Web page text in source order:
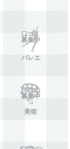
口コミ
募集中
バレエ
口コミ
募集中
美術